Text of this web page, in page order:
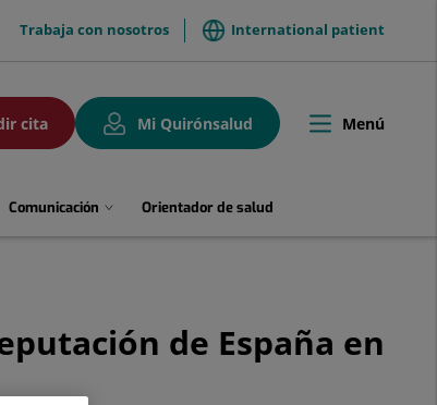
menuTop
Trabaja con nosotros International patient
cita
Mi Quirónsalud
Toggle
Menú
Comunicación Orientador de salud
de España en